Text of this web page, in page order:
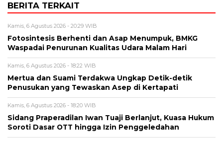
BERITA TERKAIT
Kamis, 6 Agustus 2026 - 20:29 WIB
Fotosintesis Berhenti dan Asap Menumpuk, BMKG
Waspadai Penurunan Kualitas Udara Malam Hari
Kamis, 6 Agustus 2026 - 18:22 WIB
Mertua dan Suami Terdakwa Ungkap Detik-detik
Penusukan yang Tewaskan Asep di Kertapati
Kamis, 6 Agustus 2026 - 18:20 WIB
Sidang Praperadilan Iwan Tuaji Berlanjut, Kuasa Hukum
Soroti Dasar OTT hingga Izin Penggeledahan